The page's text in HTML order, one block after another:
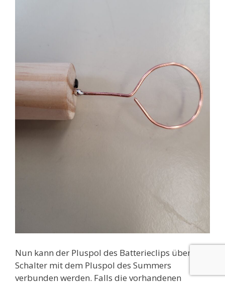
Nun kann der Pluspol des Batterieclips über den
Schalter mit dem Pluspol des Summers
verbunden werden. Falls die vorhandenen